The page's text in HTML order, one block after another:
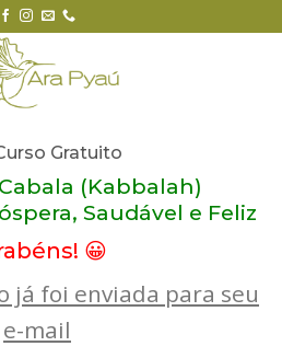
Gratuito
(Kabbalah)
Saudável e Feliz
😀
já foi enviada para seu
e-mail